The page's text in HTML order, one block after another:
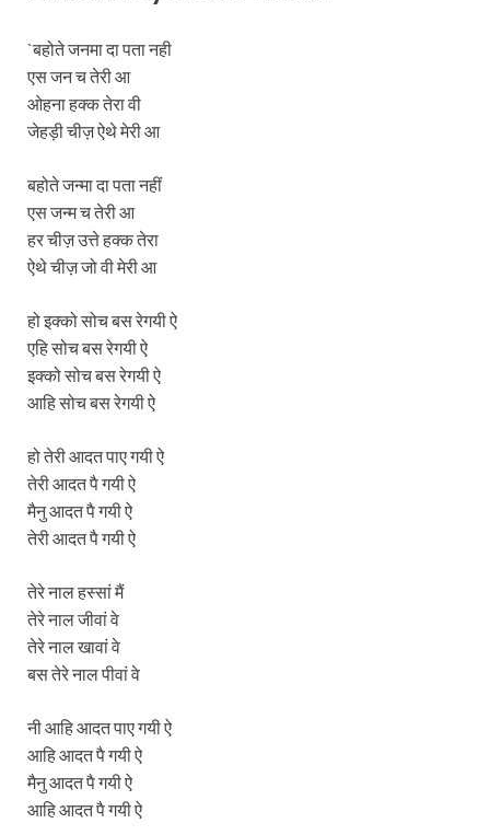
`बहोते जनमा दा पता नही
एस जन च तेरी आ
ओहना हक्क तेरा वी
जेहड़ी चीज़ ऐथे मेरी आ
बहोते जन्मा दा पता नहीं
एस जन्म च तेरी आ
हर चीज़ उत्ते हक्क तेरा
ऐथे चीज़ जो वी मेरी आ
हो इक्को सोच बस रेगयी ऐ
एहि सोच बस रेगयी ऐ
इक्को सोच बस रेगयी ऐ
आहि सोच बस रेगयी ऐ
हो तेरी आदत पाए गयी ऐ
तेरी आदत पै गयी ऐ
मैनु आदत पै गयी ऐ
तेरी आदत पै गयी ऐ
तेरे नाल हस्सां मैं
तेरे नाल जीवां वे
तेरे नाल खावां वे
बस तेरे नाल पीवां वे
नी आहि आदत पाए गयी ऐ
आहि आदत पै गयी ऐ
मैनु आदत पै गयी ऐ
आहि आदत पै गयी ऐ